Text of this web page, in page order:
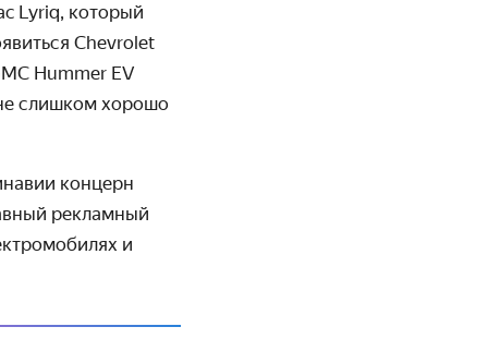
Lyriq, который
Chevrolet
Hummer EV
слишком хорошо
концерн
рекламный
и